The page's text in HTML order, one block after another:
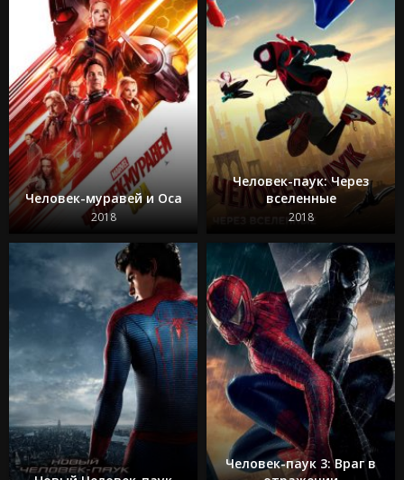
Человек-муравей и Оса
2018
Человек-паук: Через
вселенные
2018
Человек-паук 3: Враг в